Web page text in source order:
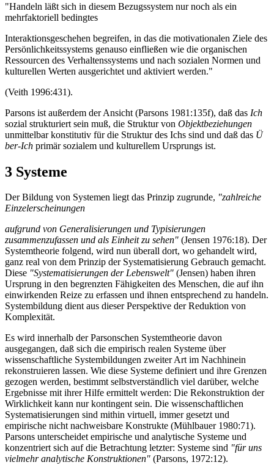
"Handeln läßt sich in diesem Bezugssystem nur noch als ein
mehrfaktoriell bedingtes
Interaktionsgeschehen begreifen, in das die motivationalen Ziele des
Persönlichkeitssystems genauso einfließen wie die organischen
Ressourcen des Verhaltenssystems und nach sozialen Normen und
kulturellen Werten ausgerichtet und aktiviert werden."
(Veith 1996:431).
Parsons ist außerdem der Ansicht (Parsons 1981:135f), daß das Ich
sozial strukturiert sein muß, die Struktur von Objektbeziehungen
unmittelbar konstitutiv für die Struktur des Ichs sind und daß das Ü
ber-Ich primär sozialem und kulturellem Ursprungs ist.
3 Systeme
Der Bildung von Systemen liegt das Prinzip zugrunde, "zahlreiche
Einzelerscheinungen
aufgrund von Generalisierungen und Typisierungen
zusammenzufassen und als Einheit zu sehen" (Jensen 1976:18). Der
Systemtheorie folgend, wird nun überall dort, wo gehandelt wird,
ganz real von dem Prinzip der Systematisierung Gebrauch gemacht.
Diese "Systematisierungen der Lebenswelt" (Jensen) haben ihren
Ursprung in den begrenzten Fähigkeiten des Menschen, die auf ihn
einwirkenden Reize zu erfassen und ihnen entsprechend zu handeln.
Systembildung dient aus dieser Perspektive der Reduktion von
Komplexität.
Es wird innerhalb der Parsonschen Systemtheorie davon
ausgegangen, daß sich die empirisch realen Systeme über
wissenschaftliche Systembildungen zweiter Art im Nachhinein
rekonstruieren lassen. Wie diese Systeme definiert und ihre Grenzen
gezogen werden, bestimmt selbstverständlich viel darüber, welche
Ergebnisse mit ihrer Hilfe ermittelt werden: Die Rekonstruktion der
Wirklichkeit kann nur kontingent sein. Die wissenschaftlichen
Systematisierungen sind mithin virtuell, immer gesetzt und
empirische nicht nachweisbare Konstrukte (Mühlbauer 1980:71).
Parsons unterscheidet empirische und analytische Systeme und
konzentriert sich auf die Betrachtung letzter: Systeme sind "für uns
vielmehr analytische Konstruktionen" (Parsons, 1972:12).